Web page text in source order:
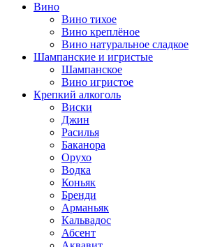
Вино
Вино тихое
Вино креплёное
Вино натуральное сладкое
Шампанские и игристые
Шампанское
Вино игристое
Крепкий алкоголь
Виски
Джин
Расилья
Баканора
Орухо
Водка
Коньяк
Бренди
Арманьяк
Кальвадос
Абсент